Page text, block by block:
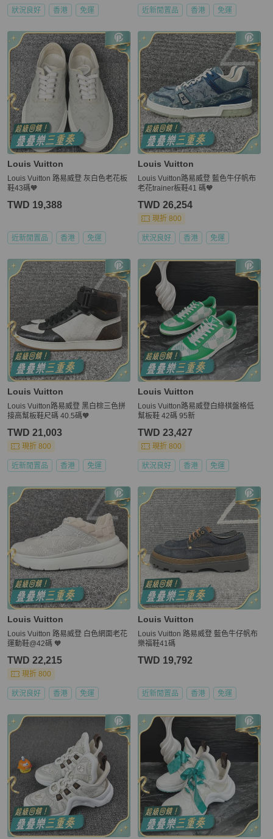
狀況良好 香港 免運 近新閒置品 香港 免運
Louis Vuitton
Louis Vuitton 路易威登 灰白色老花板
鞋43碼🧡
TWD 19,388
近新閒置品 香港 免運
Louis Vuitton
Louis Vuitton路易威登 藍色牛仔帆布
老花trainer板鞋41 碼🧡
TWD 26,254
現折 800
狀況良好 香港 免運
Louis Vuitton
Louis Vuitton路易威登 黑白棕三色拼
接高幫板鞋尺碼 40.5碼🧡
TWD 21,003
現折 800
近新閒置品 香港 免運
Louis Vuitton
Louis Vuitton路易威登白綠棋盤格低
幫板鞋 42碼 95新
TWD 23,427
現折 800
狀況良好 香港 免運
Louis Vuitton
Louis Vuitton 路易威登 白色網面老花
運動鞋@42碼 🧡
TWD 22,215
現折 800
狀況良好 香港 免運
Louis Vuitton
Louis Vuitton 路易威登 藍色牛仔帆布
樂福鞋41碼
TWD 19,792
近新閒置品 香港 免運